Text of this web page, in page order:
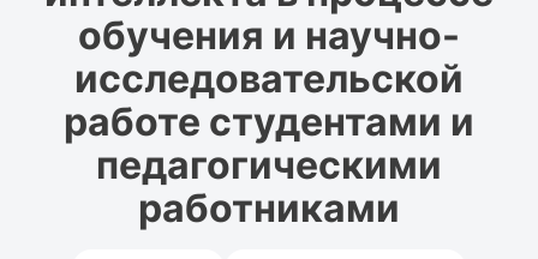
обучения и научно-
исследовательской
работе студентами и
педагогическими
работниками